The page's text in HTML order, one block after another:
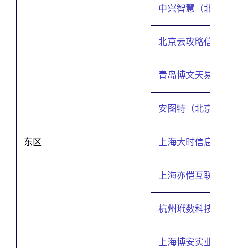
中兴智慧（北京
北京云攻略信息
青岛博文天易信
安图特（北京）
东区 上海大时信息
上海亦恺互联
杭州玳数科技有
上海博安实业有